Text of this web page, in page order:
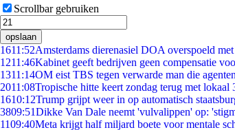
Scrollbar gebruiken
opslaan
1611:52Amsterdams dierenasiel DOA overspoeld
1211:46Kabinet geeft bedrijven geen compensatie
1311:14OM eist TBS tegen verwarde man die
2011:08Tropische hitte keert zondag terug met lokaal
1610:12Trump grijpt weer in op automatisch
3809:51Dikke Van Dale neemt 'vulvalippen' op:
1109:40Meta krijgt half miljard boete voor mentale